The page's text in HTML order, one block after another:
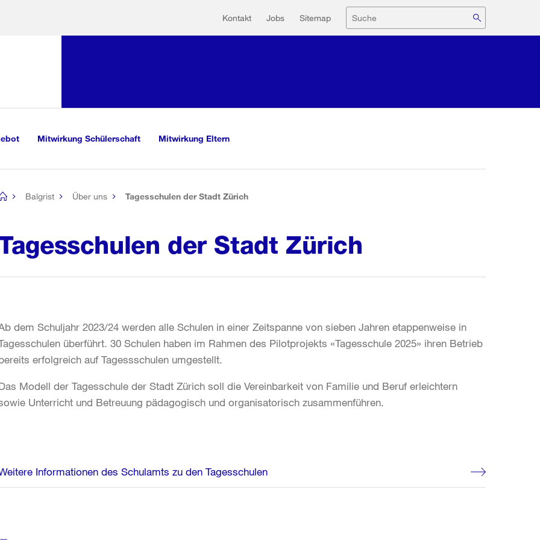
Hilfsnavigation
Kontakt Jobs Sitemap Suche
Mitwirkung Schülerschaft Mitwirkung Eltern
Balgrist Über uns Tagesschulen der Stadt Zürich
der Stadt Zürich
dem Schuljahr 2023/24 werden alle Schulen in einer Zeitspanne von sieben Jahren etappenweise in
überführt. 30 Schulen haben im Rahmen des Pilotprojekts «Tagesschule 2025» ihren Betrieb
erfolgreich auf Tagessschulen umgestellt.
Modell der Tagesschule der Stadt Zürich soll die Vereinbarkeit von Familie und Beruf erleichtern
Unterricht und Betreuung pädagogisch und organisatorisch zusammenführen.
Informationen des Schulamts zu den Tagesschulen